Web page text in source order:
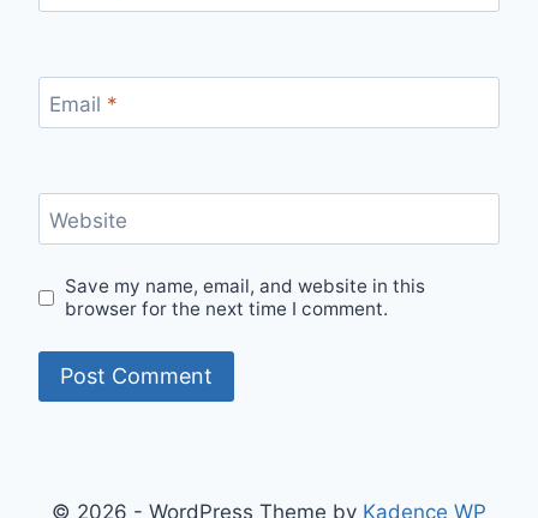
Email *
Website
Save my name, email, and website in this
browser for the next time I comment.
© 2026 - WordPress Theme by Kadence WP